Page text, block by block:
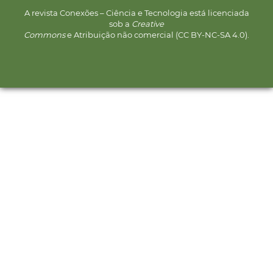
A revista Conexões – Ciência e Tecnologia está licenciada
sob a Creative
Commonse Atribuição não comercial (CC BY-NC-SA 4.0).